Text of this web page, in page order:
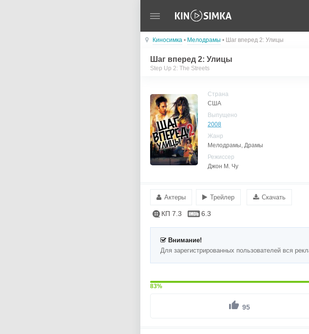
Киносимка • Мелодрамы • Шаг вперед 2: Улицы
Шаг вперед 2: Улицы
Step Up 2: The Streets
Страна
США
Выпущено
2008
Жанр
Мелодрамы, Драмы
Режиссер
Джон М. Чу
Актеры Трейлер Скачать
КП 7.3 6.3
Внимание!
Для зарегистрированных пользователей вся
83%
95